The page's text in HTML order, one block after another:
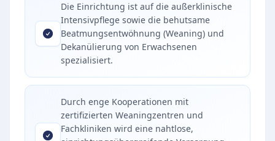
Die Einrichtung ist auf die außerklinische
Intensivpflege sowie die behutsame
Beatmungsentwöhnung (Weaning) und
Dekanülierung von Erwachsenen
spezialisiert.
Durch enge Kooperationen mit
zertifizierten Weaningzentren und
Fachkliniken wird eine nahtlose,